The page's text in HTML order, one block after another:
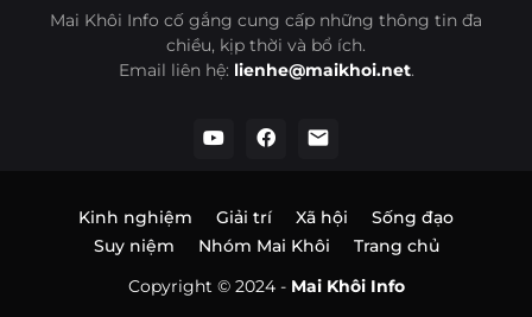
Mai Khôi Info cố gắng cung cấp những thông tin đa
chiều, kịp thời và bổ ích.
Email liên hệ: lienhe@maikhoi.net.
Copyright © 2024 - Mai Khôi Info
Kinh nghiệm Giải trí Xã hội
Sống đạo
Suy niệm
Nhóm Mai Khôi Trang chủ